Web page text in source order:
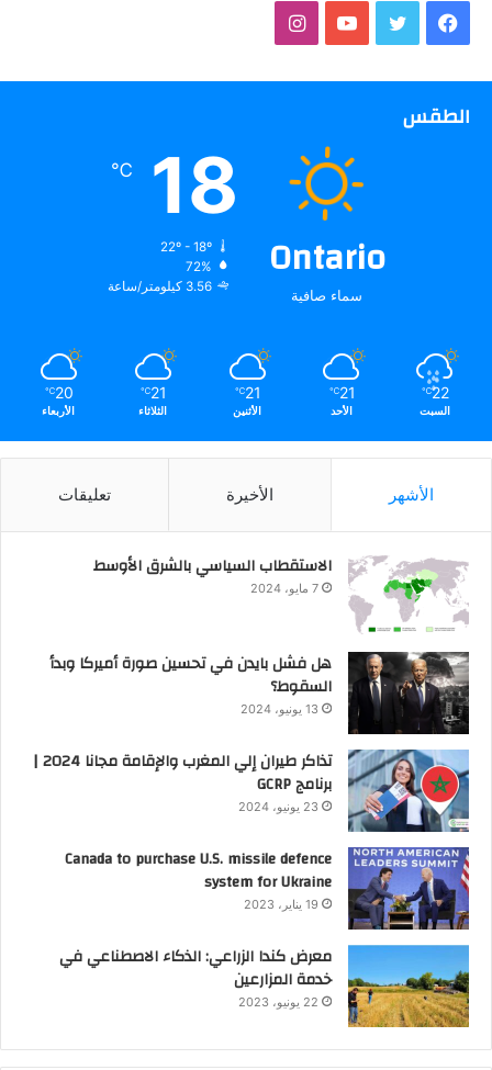
فيسبوك تويتر يوتيوبانستقرام
الطقس
Ontario
سماء صافية
18
℃
22º - 18º
72%
3.56 كيلومتر/ساعة
22
℃
السبت
21
℃
الأحد
21
℃
الأثنين
21
℃
الثلاثاء
20
℃
الأربعاء
الأشهر الأخيرة تعليقات
الاستقطاب السياسي بالشرق الأوسط
7 مايو، 2024
هل فشل بايدن في تحسين صورة أميركا وبدأ
السقوط؟
13 يونيو، 2024
تذاكر طيران إلي المغرب والإقامة مجانا 2024 |
برنامج GCRP
23 يونيو، 2024
Canada to purchase U.S. missile defence
system for Ukraine
19 يناير، 2023
معرض كندا الزراعي: الذكاء الاصطناعي في
خدمة المزارعين
22 يونيو، 2023